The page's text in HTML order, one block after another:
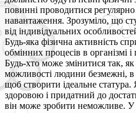
повинні проводитися
навантаження. Зрозуміло, що
від індивідуальних
Будь-яка фізична активність
обмінних процесів в організмі
Будь-хто може змінитися так,
можливості людини безмежні, в
щоб створити ідеальне
здоровою і придатний до
він може зробити неможливе. У